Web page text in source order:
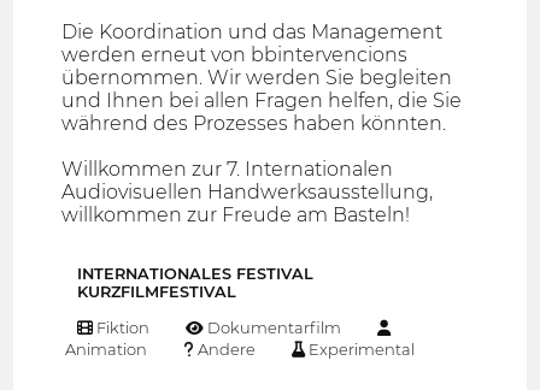
Die Koordination und das Management
werden erneut von bbintervencions
übernommen. Wir werden Sie begleiten
und Ihnen bei allen Fragen helfen, die Sie
während des Prozesses haben könnten.
Willkommen zur 7. Internationalen
Audiovisuellen Handwerksausstellung,
willkommen zur Freude am Basteln!
INTERNATIONALES FESTIVAL
KURZFILMFESTIVAL
Fiktion
Dokumentarfilm
Animation
Andere Experimental